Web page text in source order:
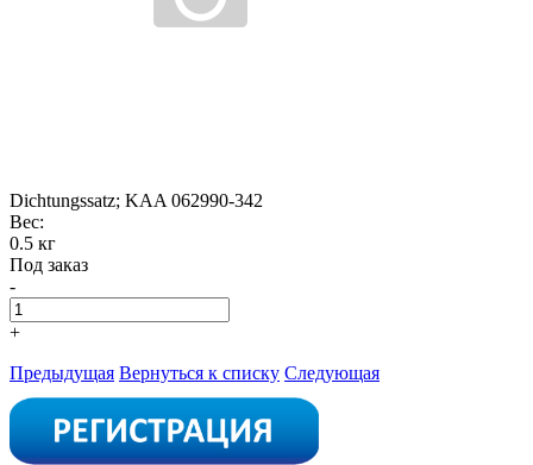
Dichtungssatz; KAA 062990-342
Вес:
0.5 кг
Под заказ
-
+
Предыдущая Вернуться к списку Следующая